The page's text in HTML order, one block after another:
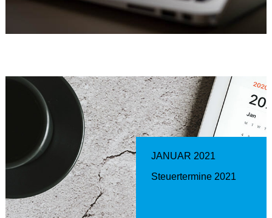
JANUAR 2021
Steuertermine 2021